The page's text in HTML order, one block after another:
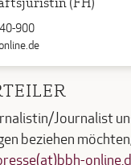
900
Journalist
beziehen